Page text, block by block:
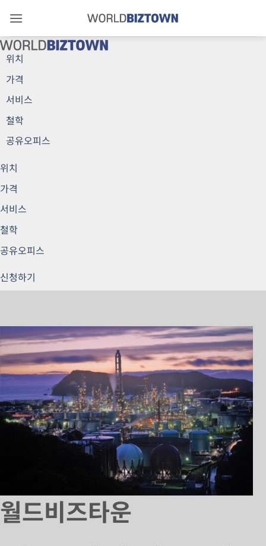
content
위치
가격
서비스
철학
공유오피스
위치
가격
서비스
철학
공유오피스
신청하기
월드비즈타운